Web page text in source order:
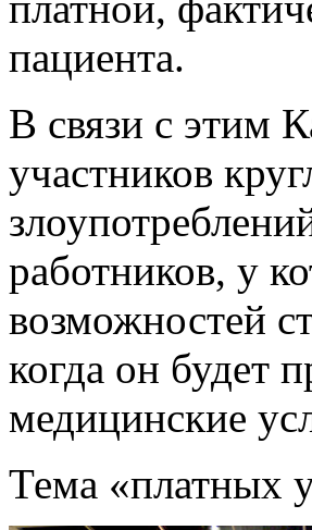
пациента.
В связи с этим
участников
работников, у
возможностей
когда он будет
медицинские
Тема «платных